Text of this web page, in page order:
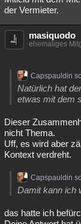
der Vermieter.
masiquodo
ehemaliges
Capspauldin
Natürlich hat
etwas mit dem
Dieser
nicht Thema.
Uff, es wird aber
Kontext verdreht.
Capspauldin
Damit kann ich
das hatte ich